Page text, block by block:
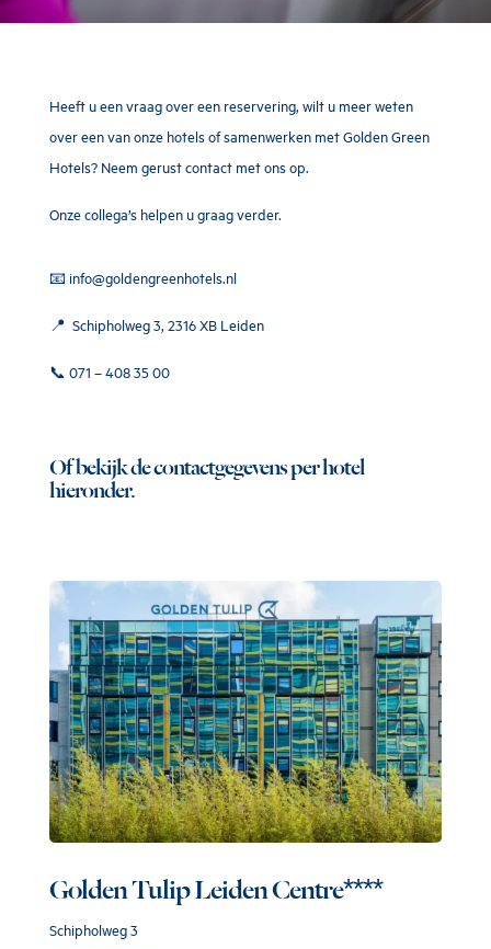
Heeft u een vraag over een reservering, wilt u meer weten
over een van onze hotels of samenwerken met Golden Green
Hotels? Neem gerust contact met ons op.
Onze collega’s helpen u graag verder.
📧 info@goldengreenhotels.nl
📍 Schipholweg 3, 2316 XB Leiden
📞 071 – 408 35 00
Of bekijk de contactgegevens per hotel
hieronder.
Golden Tulip Leiden Centre****
Schipholweg 3